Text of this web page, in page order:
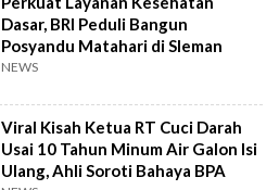
Dasar, BRI Peduli Bangun
Posyandu Matahari di Sleman
NEWS
Viral Kisah Ketua RT Cuci Darah
Usai 10 Tahun Minum Air Galon Isi
Ulang, Ahli Soroti Bahaya BPA